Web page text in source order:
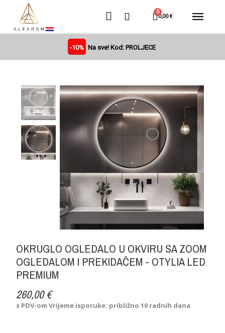
0,00 €
-10% Na sve! Kod: PROLJECE
OKRUGLO OGLEDALO U OKVIRU SA ZOOM
OGLEDALOM I PREKIDAČEM - OTYLIA LED
PREMIUM
260,00 €
s PDV-omVrijeme isporuke: približno 10 radnih dana